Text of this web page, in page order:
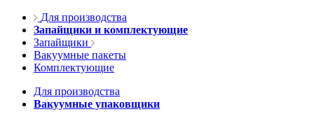
Для производства
Запайщики и комплектующие
Запайщики
Вакуумные пакеты
Комплектующие
Для производства
Вакуумные упаковщики